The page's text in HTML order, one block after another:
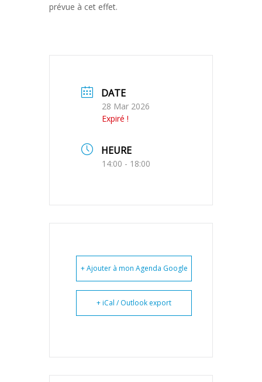
prévue à cet effet.
DATE
28 Mar 2026
Expiré !
HEURE
14:00 - 18:00
+ Ajouter à mon Agenda Google
+ iCal / Outlook export